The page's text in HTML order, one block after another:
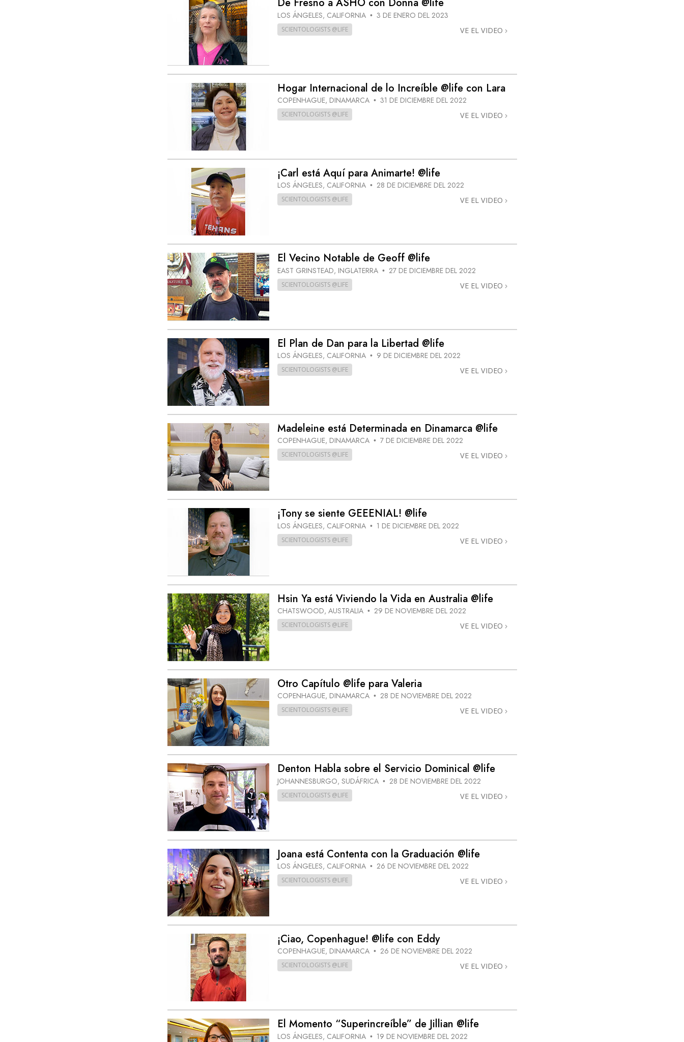
Amor y Odio: ¿Qué es Grandeza?
Los Niños
La Ética y las
Investigaciones
Los Fundamentos de las Relaciones
De Fresno a ASHO con Donna @life
LOS ÁNGELES, CALIFORNIA • 3 DE ENERO DEL 2023
SCIENTOLOGISTS @LIFE VE EL VIDEO
Hogar Internacional de lo Increíble @life con Lara
COPENHAGUE, DINAMARCA • 31 DE DICIEMBRE DEL 2022
SCIENTOLOGISTS @LIFE VE EL VIDEO
¡Carl está Aquí para Animarte! @life
LOS ÁNGELES, CALIFORNIA • 28 DE DICIEMBRE DEL 2022
SCIENTOLOGISTS @LIFE VE EL VIDEO
El Vecino Notable de Geoff @life
EAST GRINSTEAD, INGLATERRA • 27 DE DICIEMBRE DEL 2022
SCIENTOLOGISTS @LIFE VE EL VIDEO
El Plan de Dan para la Libertad @life
LOS ÁNGELES, CALIFORNIA • 9 DE DICIEMBRE DEL 2022
SCIENTOLOGISTS @LIFE VE EL VIDEO
Madeleine está Determinada en Dinamarca @life
COPENHAGUE, DINAMARCA • 7 DE DICIEMBRE DEL 2022
SCIENTOLOGISTS @LIFE VE EL VIDEO
¡Tony se siente GEEENIAL! @life
LOS ÁNGELES, CALIFORNIA • 1 DE DICIEMBRE DEL 2022
SCIENTOLOGISTS @LIFE VE EL VIDEO
Hsin Ya está Viviendo la Vida en Australia @life
CHATSWOOD, AUSTRALIA • 29 DE NOVIEMBRE DEL 2022
SCIENTOLOGISTS @LIFE VE EL VIDEO
Otro Capítulo @life para Valeria
COPENHAGUE, DINAMARCA • 28 DE NOVIEMBRE DEL 2022
SCIENTOLOGISTS @LIFE VE EL VIDEO
Denton Habla sobre el Servicio Dominical @life
JOHANNESBURGO, SUDÁFRICA • 28 DE NOVIEMBRE DEL 2022
SCIENTOLOGISTS @LIFE VE EL VIDEO
Joana está Contenta con la Graduación @life
LOS ÁNGELES, CALIFORNIA • 26 DE NOVIEMBRE DEL 2022
SCIENTOLOGISTS @LIFE VE EL VIDEO
¡Ciao, Copenhague! @life con Eddy
COPENHAGUE, DINAMARCA • 26 DE NOVIEMBRE DEL 2022
SCIENTOLOGISTS @LIFE VE EL VIDEO
El Momento “Superincreíble” de Jillian @life
LOS ÁNGELES, CALIFORNIA • 19 DE NOVIEMBRE DEL 2022